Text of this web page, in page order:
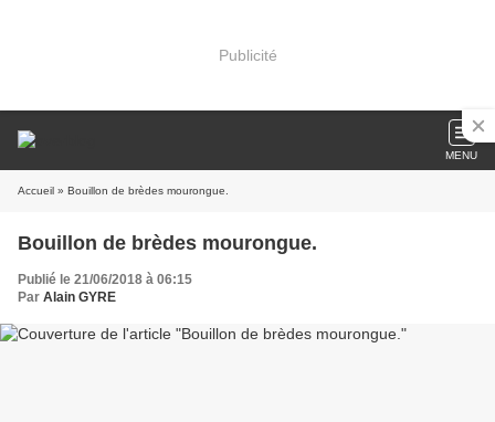
Publicité
MENU
Accueil » Bouillon de brèdes mourongue.
Bouillon de brèdes mourongue.
Publié le 21/06/2018 à 06:15
Par Alain GYRE